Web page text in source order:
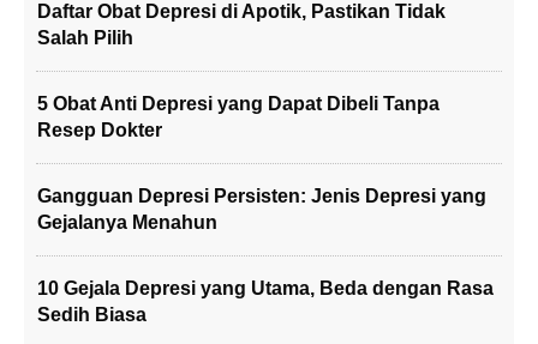
Daftar Obat Depresi di Apotik, Pastikan Tidak
Salah Pilih
5 Obat Anti Depresi yang Dapat Dibeli Tanpa
Resep Dokter
Gangguan Depresi Persisten: Jenis Depresi yang
Gejalanya Menahun
10 Gejala Depresi yang Utama, Beda dengan Rasa
Sedih Biasa